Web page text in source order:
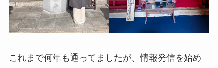
これまで何年も通ってましたが、情報発信を始め